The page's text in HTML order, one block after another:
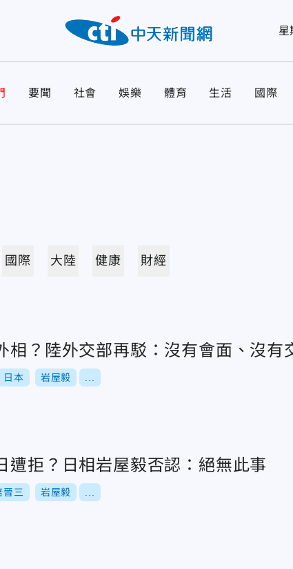
星
要聞 社會 娛樂 體育 生活 國際
國際 大陸 健康 財經
相？陸外交部再駁：沒有會面、沒有
日本 岩屋毅
遭拒？日相岩屋毅否認：絕無此事
晉三 岩屋毅